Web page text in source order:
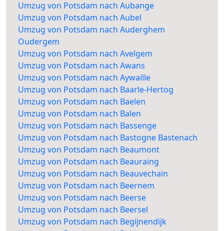
Umzug von Potsdam nach Aubange
Umzug von Potsdam nach Aubel
Umzug von Potsdam nach Auderghem
Oudergem
Umzug von Potsdam nach Avelgem
Umzug von Potsdam nach Awans
Umzug von Potsdam nach Aywaille
Umzug von Potsdam nach Baarle-Hertog
Umzug von Potsdam nach Baelen
Umzug von Potsdam nach Balen
Umzug von Potsdam nach Bassenge
Umzug von Potsdam nach Bastogne Bastenach
Umzug von Potsdam nach Beaumont
Umzug von Potsdam nach Beauraing
Umzug von Potsdam nach Beauvechain
Umzug von Potsdam nach Beernem
Umzug von Potsdam nach Beerse
Umzug von Potsdam nach Beersel
Umzug von Potsdam nach Begijnendijk